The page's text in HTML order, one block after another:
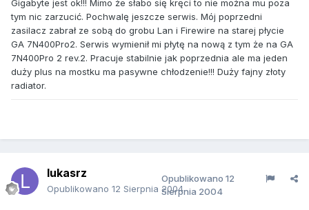
Gigabyte jest ok!!! Mimo że słabo się kręci to nie można mu poza
tym nic zarzucić. Pochwalę jeszcze serwis. Mój poprzedni
zasilacz zabrał ze sobą do grobu Lan i Firewire na starej płycie
GA 7N400Pro2. Serwis wymienił mi płytę na nową z tym że na GA
7N400Pro 2 rev.2. Pracuje stabilnie jak poprzednia ale ma jeden
duży plus na mostku ma pasywne chłodzenie!!! Duży fajny złoty
radiator.
lukasrz
Opublikowano 12 Sierpnia 2004
Opublikowano 12
Sierpnia 2004